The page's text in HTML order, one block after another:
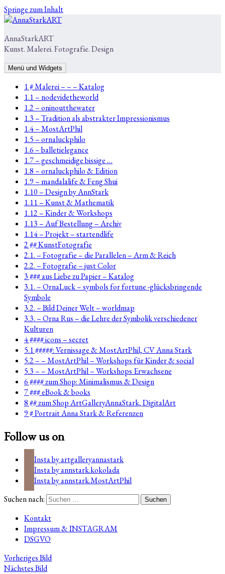
Springe zum Inhalt
AnnaStarkART
Kunst. Malerei. Fotografie. Design
Menü und Widgets
1 # Malerei – – – Katalog
1.1 – nodevidetheworld
1.2 – oninoutthewater
1.3 – Tradition als abstrakter Impressionismus
1.4 – MostArtPhil
1.5 – ornaluckphilo
1.6 – balletielegance
1.7 – geschmeidige bissige …
1.8 – ornaluckphilo & Edition
1.9 – mandalalife & Feng Shui
1.10 – Design by AnnStark
1.11 – Kunst & Mathematik
1.12 – Kinder & Workshops
1.13 – Auf Bestellung – Archiv
1.14 – Projekt – startendlife
2 ## KunstFotografie
2.1. – Fotografie – die Parallelen – Arm & Reich
2.2. – Fotografie – just Color
3 ### aus Liebe zu Papier – Katalog
3.1. – OrnaLuck – symbols for fortune -glücksbringende
Symbole
3.2. – Bild Deiner Welt – worldmap
3.3. – Orna Rus – die Lehre der Symbolik verschiedener
Kulturen
4 #### icons – secret
5.1 #####: Vernissage & MostArtPhil, CV Anna Stark
5.2 – – MostArtPhil – Workshops für Kinder & social
5.3 – – MostArtPhil – Workshops Erwachsene
6 #### zum Shop: Minimalismus & Design
7 ### eBook & books
8 ## zum Shop ArtGalleryAnnaStark, DigitalArt
9 # Portrait Anna Stark & Referenzen
Follow us on
Insta by artgalleryannastark
Insta by annstark.kokolada
Insta by annstark.MostArtPhil
Suchen nach:
Kontakt
Impressum & INSTAGRAM
DSGVO
Vorheriges Bild
Nächstes Bild